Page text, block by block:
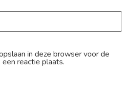
in deze browser voor de
reactie plaats.